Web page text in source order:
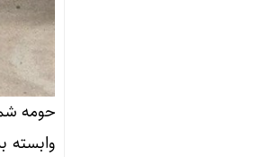
حومه
وابسته